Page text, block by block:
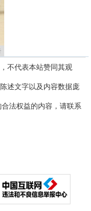
不代表本站赞同其观
述文字以及内容数据庞
法权益的内容，请联系